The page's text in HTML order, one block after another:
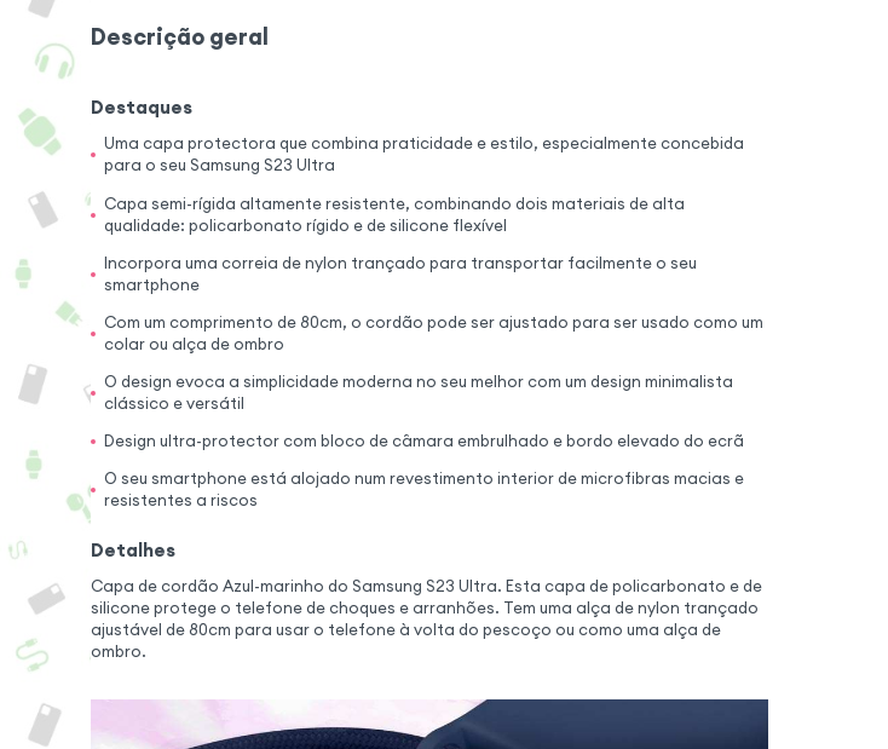
Descrição geral
Destaques
Uma capa protectora que combina praticidade e estilo, especialmente concebida
para o seu Samsung S23 Ultra
Capa semi-rígida altamente resistente, combinando dois materiais de alta
qualidade: policarbonato rígido e de silicone flexível
Incorpora uma correia de nylon trançado para transportar facilmente o seu
smartphone
Com um comprimento de 80cm, o cordão pode ser ajustado para ser usado como um
colar ou alça de ombro
O design evoca a simplicidade moderna no seu melhor com um design minimalista
clássico e versátil
Design ultra-protector com bloco de câmara embrulhado e bordo elevado do ecrã
O seu smartphone está alojado num revestimento interior de microfibras macias e
resistentes a riscos
Detalhes
Capa de cordão Azul-marinho do Samsung S23 Ultra. Esta capa de policarbonato e de
silicone protege o telefone de choques e arranhões. Tem uma alça de nylon trançado
ajustável de 80cm para usar o telefone à volta do pescoço ou como uma alça de
ombro.